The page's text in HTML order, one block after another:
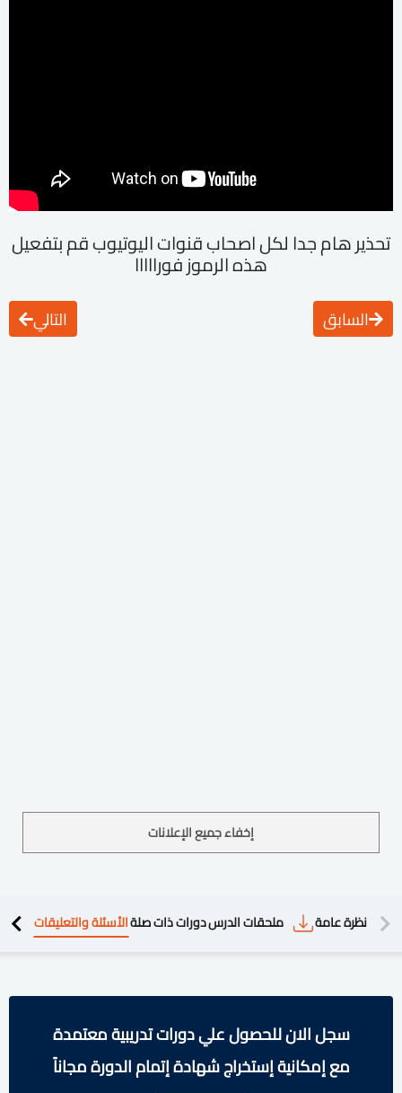
تحذير هام جدا لكل اصحاب قنوات اليوتيوب قم بتفعيل
هذه الرموز فورااااا
السابق التالي
إخفاء جميع الإعلانات
نظرة عامة ملحقات الدرسدورات ذات صلةالأسئلة والتعليقات
سجل الان للحصول علي دورات تدريبية معتمدة
مع إمكانية إستخراج شهادة إتمام الدورة مجاناً